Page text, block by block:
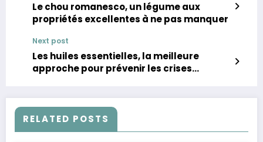
Le chou romanesco, un légume aux
propriétés excellentes à ne pas manquer
Next post
Les huiles essentielles, la meilleure
approche pour prévenir les crises
RELATED POSTS